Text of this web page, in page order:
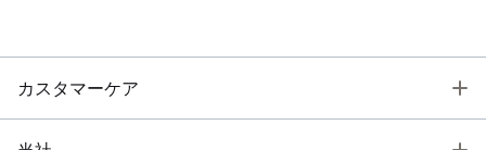
カスタマーケア